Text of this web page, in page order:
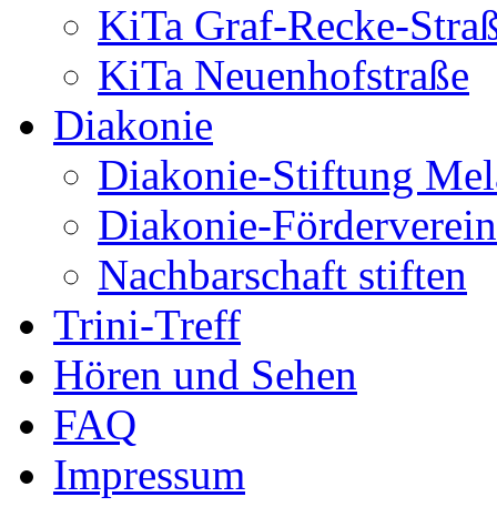
KiTa Graf-Recke-
KiTa Neuenhofstraße
Diakonie
Diakonie-Stiftung
Diakonie-
Nachbarschaft stiften
Trini-Treff
Hören und Sehen
FAQ
Impressum